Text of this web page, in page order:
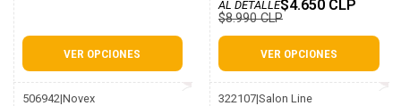
VER OPCIONES
AL DETALLE$4.650 CLP
$8.990 CLP
VER OPCIONES
506942|Novex 322107|Salon Line